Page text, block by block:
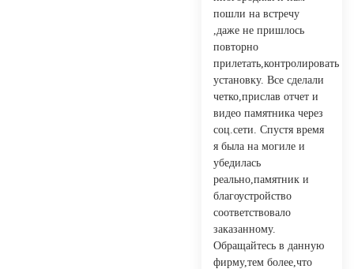
пошли на встречу
,даже не пришлось
повторно
прилетать,контролировать
установку. Все сделали
четко,прислав отчет и
видео памятника через
соц.сети. Спустя время
я была на могиле и
убедилась
реально,памятник и
благоустройство
соответствовало
заказанному.
Обращайтесь в данную
фирму,тем более,что